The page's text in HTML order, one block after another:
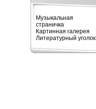
Музыкальная
страничка
Картинная галерея
Литературный уголок